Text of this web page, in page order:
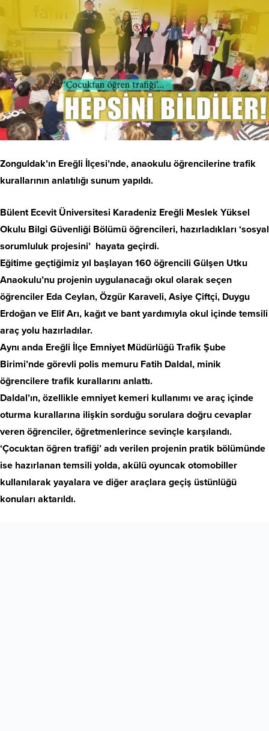
Zonguldak’ın Ereğli İlçesi’nde, anaokulu öğrencilerine trafik
kurallarının anlatılığı sunum yapıldı.
Bülent Ecevit Üniversitesi Karadeniz Ereğli Meslek Yüksel
Okulu Bilgi Güvenliği Bölümü öğrencileri, hazırladıkları ‘sosyal
sorumluluk projesini’ hayata geçirdi.
Eğitime geçtiğimiz yıl başlayan 160 öğrencili Gülşen Utku
Anaokulu’nu projenin uygulanacağı okul olarak seçen
öğrenciler Eda Ceylan, Özgür Karaveli, Asiye Çiftçi, Duygu
Erdoğan ve Elif Arı, kağıt ve bant yardımıyla okul içinde temsili
araç yolu hazırladılar.
Aynı anda Ereğli İlçe Emniyet Müdürlüğü Trafik Şube
Birimi’nde görevli polis memuru Fatih Daldal, minik
öğrencilere trafik kurallarını anlattı.
Daldal’ın, özellikle emniyet kemeri kullanımı ve araç içinde
oturma kurallarına ilişkin sorduğu sorulara doğru cevaplar
veren öğrenciler, öğretmenlerince sevinçle karşılandı.
‘Çocuktan öğren trafiği’ adı verilen projenin pratik bölümünde
ise hazırlanan temsili yolda, akülü oyuncak otomobiller
kullanılarak yayalara ve diğer araçlara geçiş üstünlüğü
konuları aktarıldı.